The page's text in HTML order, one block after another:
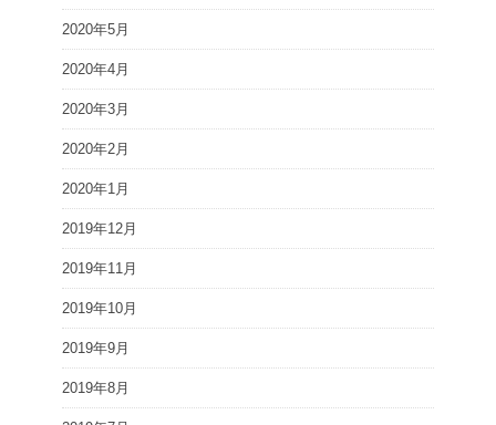
2020年5月
2020年4月
2020年3月
2020年2月
2020年1月
2019年12月
2019年11月
2019年10月
2019年9月
2019年8月